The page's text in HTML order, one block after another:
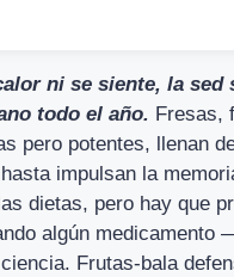
ni se siente, la sed
todo el año. Fresas,
pero potentes, llenan
impulsan la
dietas, pero hay que
algún medicamento
Frutas-bala